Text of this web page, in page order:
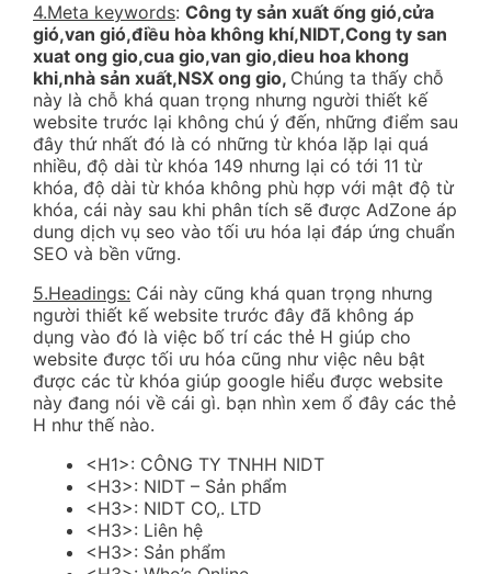
4.Meta keywords: Công ty sản xuất ống gió,cửa
gió,van gió,điều hòa không khí,NIDT,Cong ty san
xuat ong gio,cua gio,van gio,dieu hoa khong
khi,nhà sản xuất,NSX ong gio, Chúng ta thấy chỗ
này là chỗ khá quan trọng nhưng người thiết kế
website trước lại không chú ý đến, những điểm sau
đây thứ nhất đó là có những từ khóa lặp lại quá
nhiều, độ dài từ khóa 149 nhưng lại có tới 11 từ
khóa, độ dài từ khóa không phù hợp với mật độ từ
khóa, cái này sau khi phân tích sẽ được AdZone áp
dung dịch vụ seo vào tối ưu hóa lại đáp ứng chuẩn
SEO và bền vững.
5.Headings: Cái này cũng khá quan trọng nhưng
người thiết kế website trước đây đã không áp
dụng vào đó là việc bố trí các thẻ H giúp cho
website được tối ưu hóa cũng như việc nêu bật
được các từ khóa giúp google hiểu được website
này đang nói về cái gì. bạn nhìn xem ổ đây các thẻ
H như thế nào.
<H1>: CÔNG TY TNHH NIDT
<H3>: NIDT – Sản phẩm
<H3>: NIDT CO,. LTD
<H3>: Liên hệ
<H3>: Sản phẩm